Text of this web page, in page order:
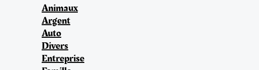
Animaux
Argent
Auto
Divers
Entreprise